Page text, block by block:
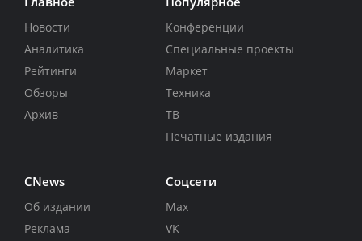
Новости
Аналитика
Рейтинги
Обзоры
Архив
Конференции
Специальные проекты
Маркет
Техника
ТВ
Печатные издания
CNews
Об издании
Реклама
Соцсети
Max
VK